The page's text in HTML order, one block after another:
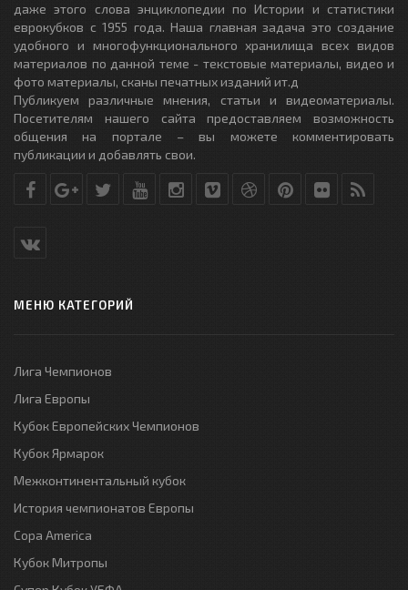
даже этого слова энциклопедии по Истории и статистики
еврокубков с 1955 года. Наша главная задача это создание
удобного и многофункционального хранилища всех видов
материалов по данной теме - текстовые материалы, видео и
фото материалы, сканы печатных изданий ит.д
Публикуем различные мнения, статьи и видеоматериалы.
Посетителям нашего сайта предоставляем возможность
общения на портале – вы можете комментировать
публикации и добавлять свои.
МЕНЮ КАТЕГОРИЙ
Лига Чемпионов
Лига Европы
Кубок Европейских Чемпионов
Кубок Ярмарок
Межконтинентальный кубок
История чемпионатов Европы
Copa America
Кубок Митропы